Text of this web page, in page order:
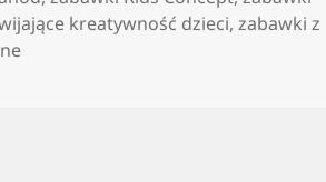
kreatywność dzieci,zabawki z